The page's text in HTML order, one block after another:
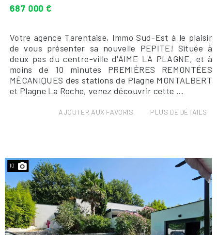
687 000 €
Votre agence Tarentaise, Immo Sud-Est à le plaisir
de vous présenter sa nouvelle PEPITE! Située à
deux pas du centre-ville d'AIME LA PLAGNE, et à
moins de 10 minutes PREMIÈRES REMONTÉES
MÉCANIQUES des stations de Plagne MONTALBERT
et Plagne La Roche, venez découvrir cette ...
AJOUTER AUX FAVORIS PLUS DE DÉTAILS
10